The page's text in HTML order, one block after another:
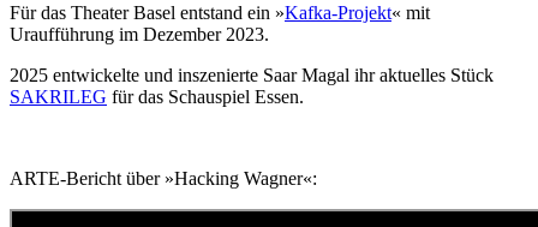
Für das Theater Basel entstand ein »Kafka-Projekt« mit
Uraufführung im Dezember 2023.
2025 entwickelte und inszenierte Saar Magal ihr aktuelles Stück
SAKRILEG für das Schauspiel Essen.
ARTE-Bericht über »Hacking Wagner«: